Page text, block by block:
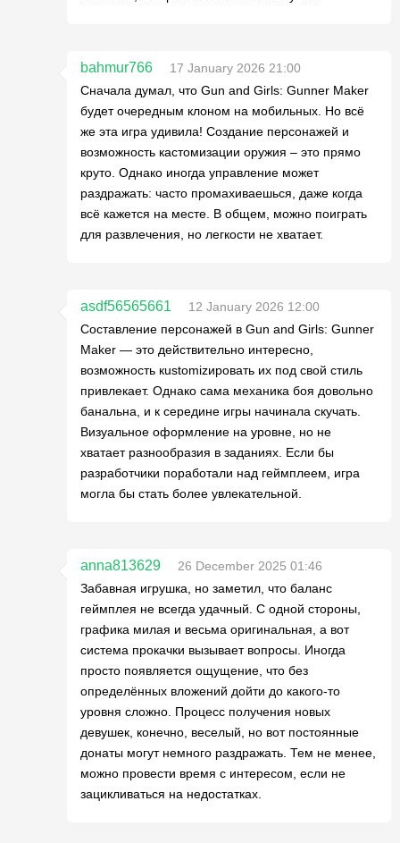
bahmur766
17 January 2026 21:00
Сначала думал, что Gun and Girls: Gunner Maker
будет очередным клоном на мобильных. Но всё
же эта игра удивила! Создание персонажей и
возможность кастомизации оружия – это прямо
круто. Однако иногда управление может
раздражать: часто промахиваешься, даже когда
всё кажется на месте. В общем, можно поиграть
для развлечения, но легкости не хватает.
asdf56565661
12 January 2026 12:00
Составление персонажей в Gun and Girls: Gunner
Maker — это действительно интересно,
возможность кustomizировать их под свой стиль
привлекает. Однако сама механика боя довольно
банальна, и к середине игры начинала скучать.
Визуальное оформление на уровне, но не
хватает разнообразия в заданиях. Если бы
разработчики поработали над геймплеем, игра
могла бы стать более увлекательной.
anna813629
26 December 2025 01:46
Забавная игрушка, но заметил, что баланс
геймплея не всегда удачный. С одной стороны,
графика милая и весьма оригинальная, а вот
система прокачки вызывает вопросы. Иногда
просто появляется ощущение, что без
определённых вложений дойти до какого-то
уровня сложно. Процесс получения новых
девушек, конечно, веселый, но вот постоянные
донаты могут немного раздражать. Тем не менее,
можно провести время с интересом, если не
зацикливаться на недостатках.